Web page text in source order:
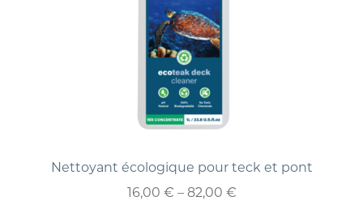
Nettoyant écologique pour teck et pont
16,00 € – 82,00 €